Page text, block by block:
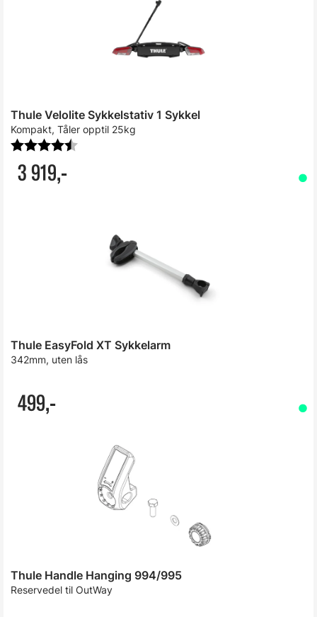
Thule Velolite Sykkelstativ 1 Sykkel
Kompakt, Tåler opptil 25kg
3 919,-
Karakter:
Thule EasyFold XT Sykkelarm
342mm, uten lås
499,-
Thule Handle Hanging 994/995
Reservedel til OutWay